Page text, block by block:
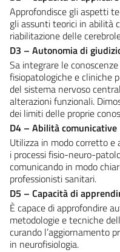
Approfondisce gli aspetti
gli assunti teorici in abilità
riabilitazione delle
D3 – Autonomia di
Sa integrare le
fisiopatologiche e cliniche
del sistema nervoso
alterazioni funzionali.
dei limiti delle proprie
D4 – Abilità comunicative
Utilizza in modo corretto
i processi fisio-neuro-
comunicando in modo
professionisti sanitari.
D5 – Capacità di
È capace di approfondire
metodologie e tecniche
curando l’aggiornamento
in neurofisiologia.